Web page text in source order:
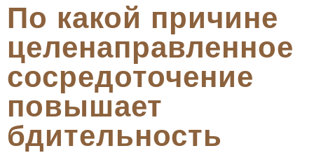
По какой причине
целенаправленное
сосредоточение
повышает
бдительность